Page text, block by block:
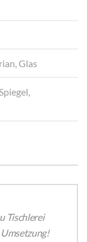
Glas
Tischlerei